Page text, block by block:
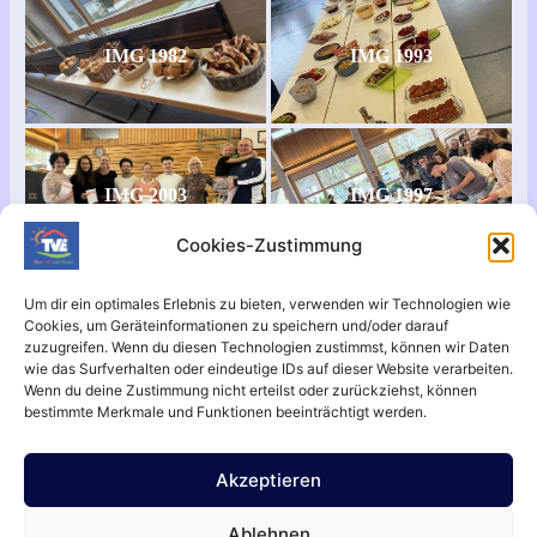
Cookies-Zustimmung
Um dir ein optimales Erlebnis zu bieten, verwenden wir Technologien wie
Cookies, um Geräteinformationen zu speichern und/oder darauf
zuzugreifen. Wenn du diesen Technologien zustimmst, können wir Daten
wie das Surfverhalten oder eindeutige IDs auf dieser Website verarbeiten.
Wenn du deine Zustimmung nicht erteilst oder zurückziehst, können
bestimmte Merkmale und Funktionen beeinträchtigt werden.
Akzeptieren
IMG 1982 IMG 1993
IMG 2003 IMG 1997
IMG 1999
Aktuell Datenschutz impressum
Kontakt
Anpassungen